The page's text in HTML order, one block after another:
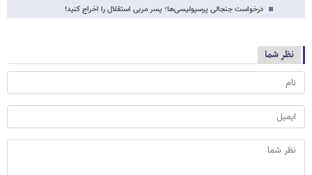
درخواست جنجالی پرسپولیسی‌ها؛ پسر مربی استقلال را اخراج کنید!
نظر شما